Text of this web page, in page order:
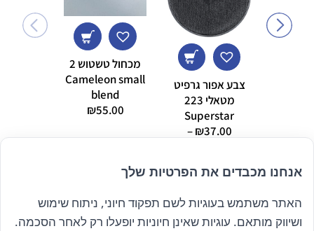
צבע אפור גרפיט
מטאלי 223
Superstar
₪37.00
–
מכחול טשטוש 2
Cameleon small
blend
₪55.00
הרשם לניוזלטר שלנו
אנחנו מכבדים את הפרטיות שלך
האתר משתמש בעוגיות לשם תפקוד חיוני, ניתוח שימוש
ושיווק מותאם. עוגיות שאינן חיוניות יופעלו רק לאחר הסכמה.